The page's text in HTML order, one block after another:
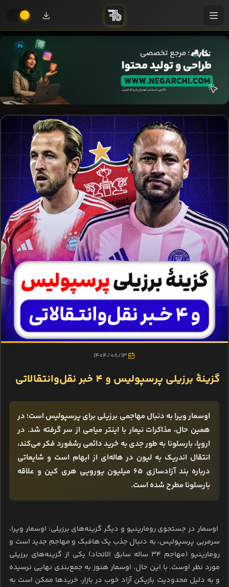
1404/08/13
گزینۀ برزیلی پرسپولیس و 4 خبر نقل‌وانتقالاتی
اوسمار ویرا به دنبال مهاجمی برزیلی برای پرسپولیس است؛ در
همین حال، مذاکرات نیمار با اینتر میامی از سر گرفته شد. در
اروپا، بارسلونا به طور جدی به خرید دائمی رشفورد فکر می‌کند،
انتقال اندریک به لیون در هاله‌ای از ابهام است و شایعاتی
درباره بند آزادسازی ۶۵ میلیون یورویی هری کین و علاقه
بارسلونا مطرح شده است.
اوسمار در جستجوی رومارینیو و دیگر گزینه‌های برزیلی: اوسمار ویرا،
سرمربی پرسپولیس، به دنبال جذب یک هافبک و مهاجم جدید است و
رومارینیو (مهاجم ۳۴ ساله سابق الاتحاد) یکی از گزینه‌های برزیلی
مورد نظر اوست. با این حال، اوسمار هنوز به جمع‌بندی نهایی نرسیده
و به دلیل محدودیت بازیکن آزاد خوب در بازار، خریدها ممکن است به